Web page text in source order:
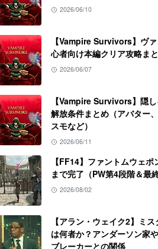
2026/06/10
【Vampire Survivors】ヴ
心者向け本編クリア攻略ま
2026/06/07
【Vampire Survivors】隠
解放条件まとめ（アバター
スモなど）
2026/06/11
【FF14】ファントムウェポ
まで完了（PW第4段階＆最
2026/08/02
【アラン・ウェイク2】ミ
は何者か？アンダーソン家
ブレーカーとの関係